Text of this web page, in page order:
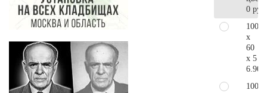
0 руб.
100
x
60
x 5
100